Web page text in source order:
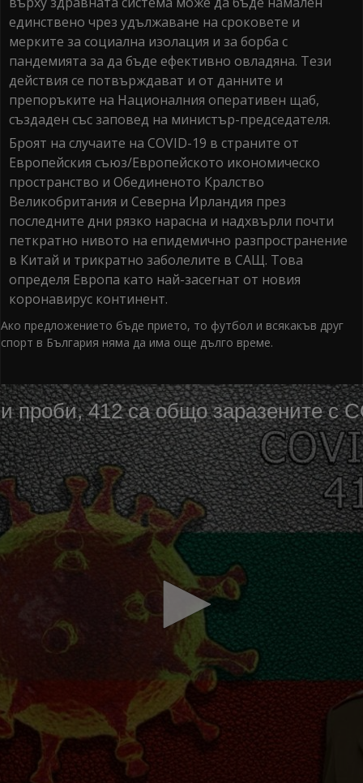
единствено чрез удължаване на сроковете и
мерките за социална изолация и за борба с
пандемията за да бъде ефективно овладяна. Тези
действия се потвърждават и от данните и
препоръките на Националния оперативен щаб,
създаден със заповед на министър-председателя.
Броят на случаите на COVID-19 в страните от
Европейския съюз/Европейското икономическо
пространство и Обединеното Кралство
Великобритания и Северна Ирландия през
последните дни рязко нарасна и надхвърли почти
петкратно нивото на епидемично разпространение
в Китай и трикратно заболелите в САЩ. Това
определя Европа като най-засегнат от новия
коронавирус континент.
Ако предложението бъде прието, то футбол и всякакъв друг
спорт в България няма да има още дълго време.